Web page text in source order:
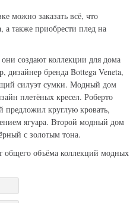
можно заказать всё, что
а также приобрести плед на
создают коллекции для дома
бренда Bottega Veneta,
силуэт сумки. Модный дом
плетёных кресел. Роберто
предложил круглую кровать,
ягуара. Второй модный дом
с золотым тона.
общего объёма коллекций модных